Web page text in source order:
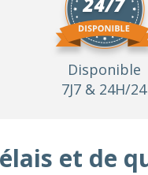
Disponible
7J7 & 24H/24
et de